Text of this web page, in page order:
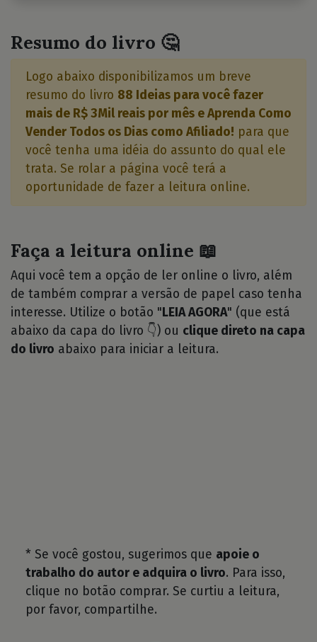
Resumo do livro 🤔
Logo abaixo disponibilizamos um breve
resumo do livro 88 Ideias para você fazer
mais de R$ 3Mil reais por mês e Aprenda Como
Vender Todos os Dias como Afiliado! para que
você tenha uma idéia do assunto do qual ele
trata. Se rolar a página você terá a
oportunidade de fazer a leitura online.
Faça a leitura online 📖
Aqui você tem a opção de ler online o livro, além
de também comprar a versão de papel caso tenha
interesse. Utilize o botão " LEIA AGORA" (que está
abaixo da capa do livro 👇) ou clique direto na capa
do livro abaixo para iniciar a leitura.
* Se você gostou, sugerimos que apoie o
trabalho do autor e adquira o livro. Para isso,
clique no botão comprar. Se curtiu a leitura,
por favor, compartilhe.